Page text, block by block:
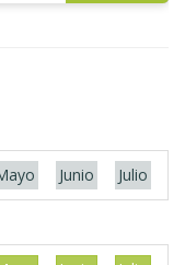
Junio Julio